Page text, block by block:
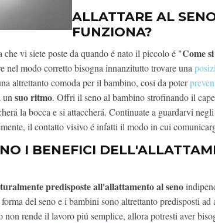
ALLATTARE AL
FUNZIONA?
che vi siete poste da quando é nato il piccolo é "Come
nel modo corretto bisogna innanzitutto trovare una
altrettanto comoda per il bambino, cosí da poter
un suo ritmo. Offri il seno al bambino strofinando il
la bocca e si attaccherá. Continuate a guardarvi
il contatto visivo é infatti il modo in cui
I BENEFICI
predisposte all'allattamento al seno
del seno e i bambini sono altrettanto predisposti ad
non rende il lavoro piú semplice, allora potresti aver